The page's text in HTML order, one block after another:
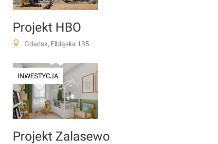
Projekt HBO
Gdańsk, Elbląska 135
INWESTYCJA
Projekt Zalasewo